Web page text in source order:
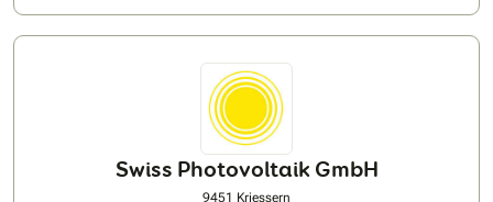
In unserem Standardsortiment befinden sich asiatische
sowie europäische Produkte, sodass wir Ihre Wünsche auf
jeden Fall erfüllen können.
Swiss Photovoltaik GmbH
9451 Kriessern